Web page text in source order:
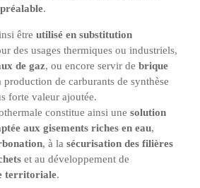
.
être utilisé en substitution
des usages thermiques ou industriels,
de gaz, ou encore servir de brique
de carburants de synthèse
forte valeur ajoutée.
constitue ainsi une solution
aux gisements riches en eau,
, à la sécurisation des filières
et au développement de
territoriale.